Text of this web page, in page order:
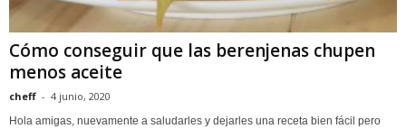
Cómo conseguir que las berenjenas chupen
menos aceite
cheff - 4 junio, 2020
Hola amigas, nuevamente a saludarles y dejarles una receta bien fácil pero